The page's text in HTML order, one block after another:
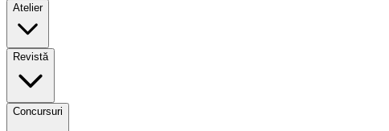
Atelier
Revistă
Concursuri